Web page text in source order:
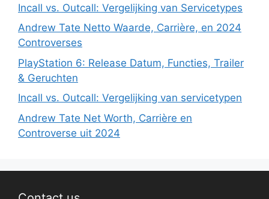
Incall vs. Outcall: Vergelijking van Servicetypes
Andrew Tate Netto Waarde, Carrière, en 2024
Controverses
PlayStation 6: Release Datum, Functies, Trailer
& Geruchten
Incall vs. Outcall: Vergelijking van servicetypen
Andrew Tate Net Worth, Carrière en
Controverse uit 2024